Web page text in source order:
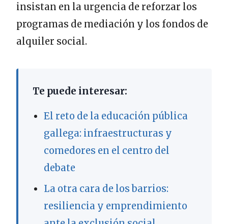
insistan en la urgencia de reforzar los
programas de mediación y los fondos de
alquiler social.
Te puede interesar:
El reto de la educación pública
gallega: infraestructuras y
comedores en el centro del
debate
La otra cara de los barrios:
resiliencia y emprendimiento